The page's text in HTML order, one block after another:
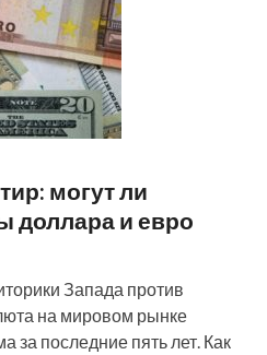
могут ли
доллара и евро
Запада против
на мировом рынке
за последние пять лет. Как